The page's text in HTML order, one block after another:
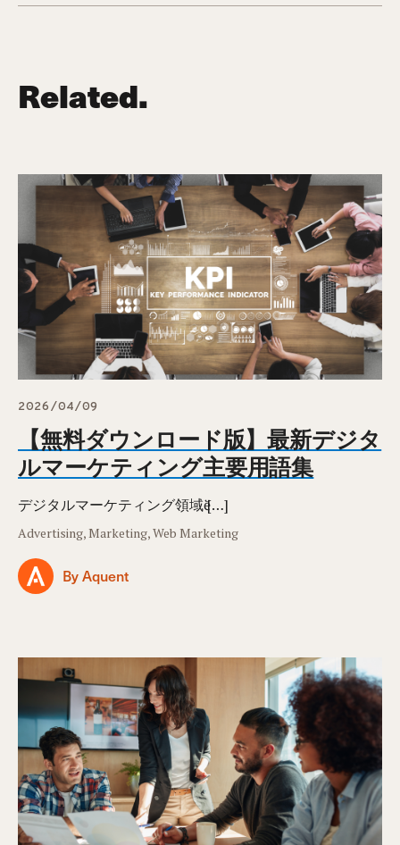
Related.
2026/04/09
【無料ダウンロード版】最新デジタ
ルマーケティング主要用語集
デジタルマーケティング領域ӗ […]
Advertising, Marketing, Web Marketing
By Aquent